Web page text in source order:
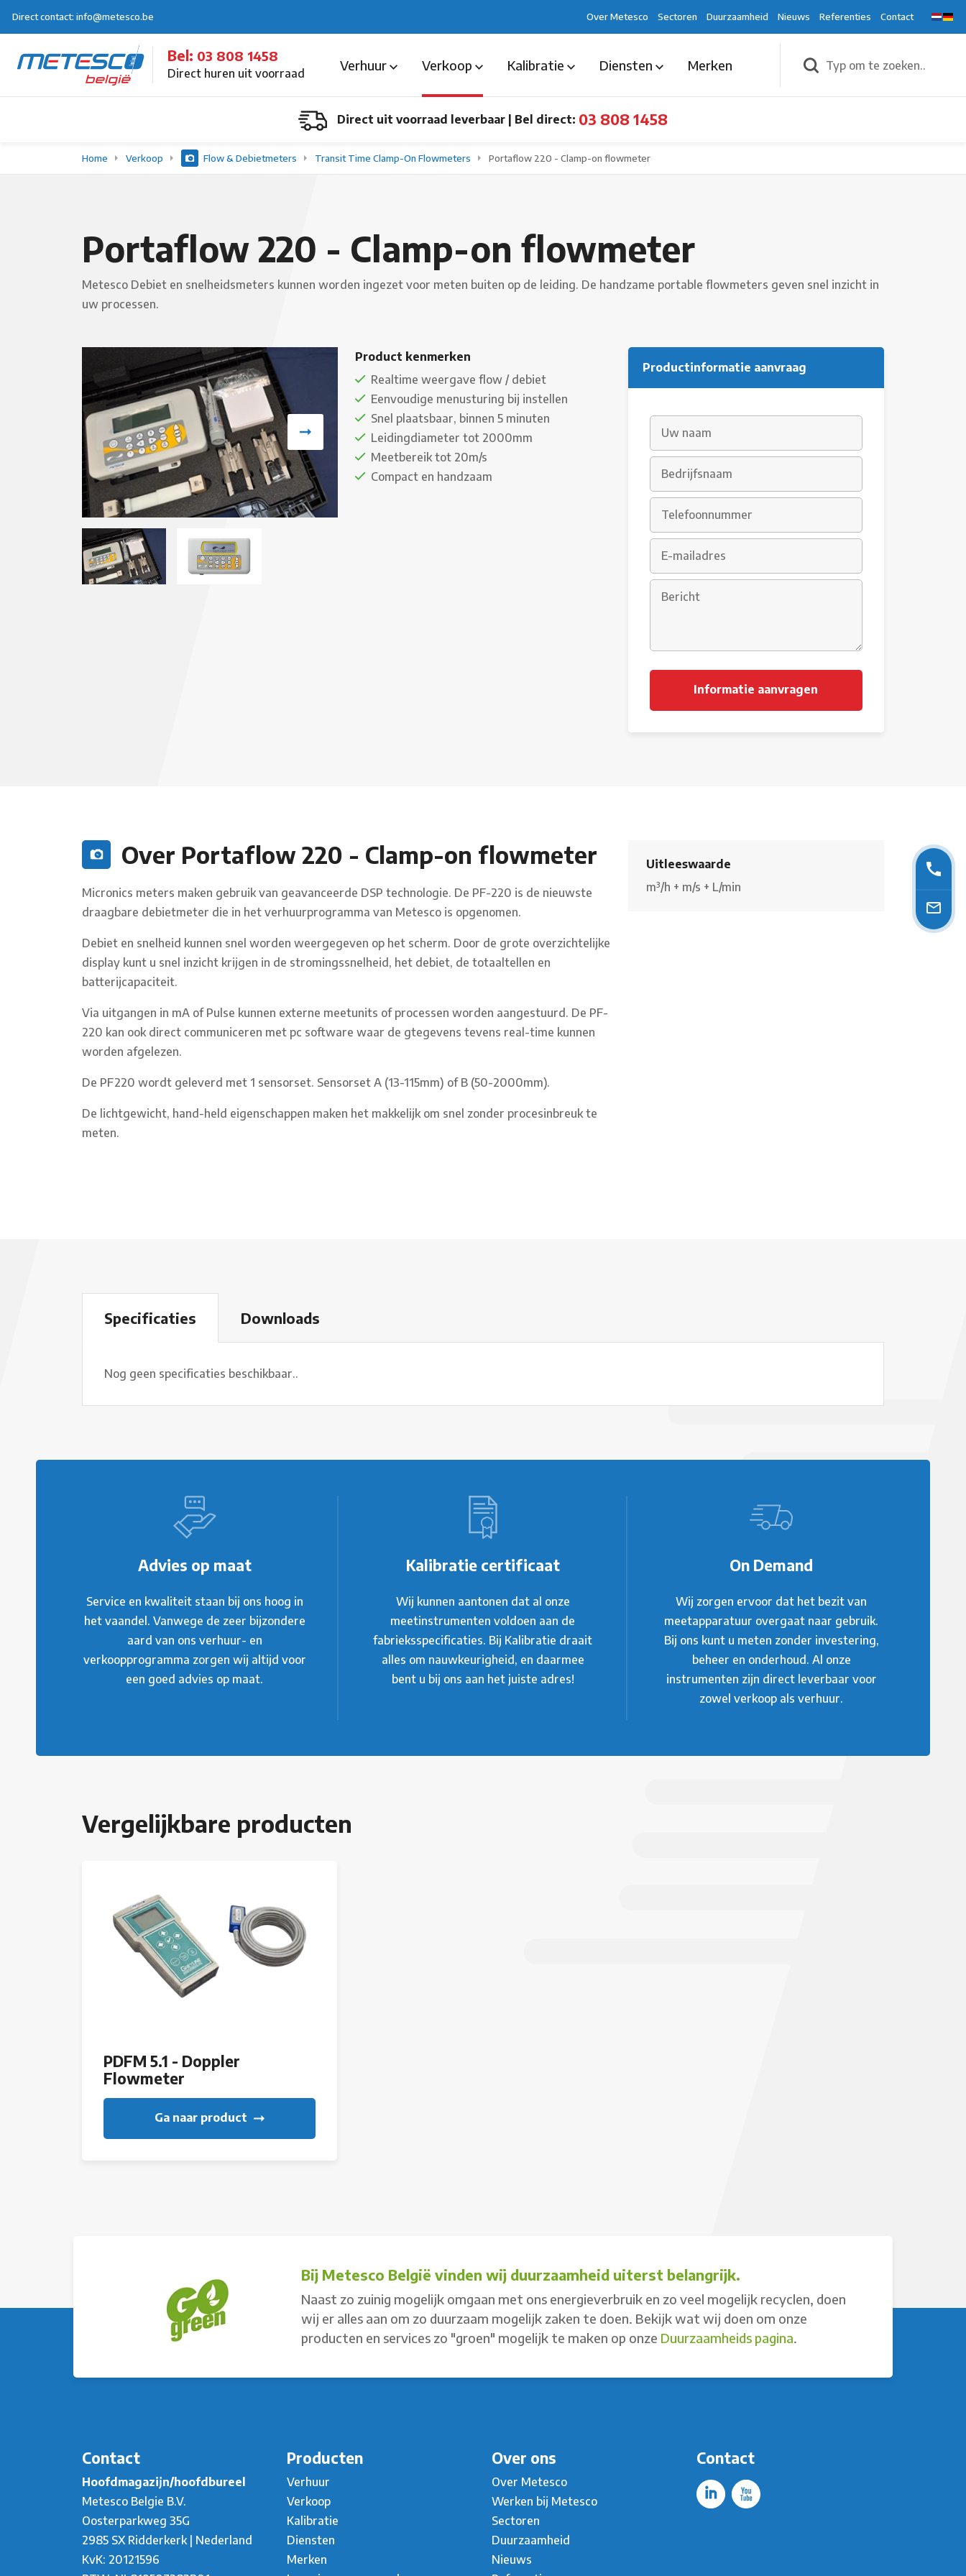
Direct contact: info@metesco.be Over Metesco Sectoren Duurzaamheid Nieuws Referenties Contact
Bel: 03 808 1458
Direct huren uit voorraad Verhuur Verkoop Kalibratie Diensten Merken
Direct uit voorraad leverbaar Bel direct: 03 808 1458
Home Verkoop Flow & Debietmeters Transit Time Clamp-On Flowmeters Portaflow 220 - Clamp-on flowmeter
Portaflow 220 - Clamp-on flowmeter
Metesco Debiet en snelheidsmeters kunnen worden ingezet voor meten buiten op de leiding. De handzame portable flowmeters geven snel inzicht in
uw processen.
Product kenmerken
Realtime weergave flow / debiet
Eenvoudige menusturing bij instellen
Snel plaatsbaar, binnen 5 minuten
Leidingdiameter tot 2000mm
Meetbereik tot 20m/s
Compact en handzaam
Productinformatie aanvraag
Over Portaflow 220 - Clamp-on flowmeter
Micronics meters maken gebruik van geavanceerde DSP technologie. De PF-220 is de nieuwste
draagbare debietmeter die in het verhuurprogramma van Metesco is opgenomen.
Debiet en snelheid kunnen snel worden weergegeven op het scherm. Door de grote overzichtelijke
display kunt u snel inzicht krijgen in de stromingssnelheid, het debiet, de totaaltellen en
batterijcapaciteit.
Via uitgangen in mA of Pulse kunnen externe meetunits of processen worden aangestuurd. De PF-
220 kan ook direct communiceren met pc software waar de gtegevens tevens real-time kunnen
worden afgelezen.
De PF220 wordt geleverd met 1 sensorset. Sensorset A (13-115mm) of B (50-2000mm).
De lichtgewicht, hand-held eigenschappen maken het makkelijk om snel zonder procesinbreuk te
meten.
Uitleeswaarde
m³/h + m/s + L/min
Specificaties Downloads
Nog geen specificaties beschikbaar..
Advies op maat
Service en kwaliteit staan bij ons hoog in
het vaandel. Vanwege de zeer bijzondere
aard van ons verhuur- en
verkoopprogramma zorgen wij altijd voor
een goed advies op maat.
Kalibratie certificaat
Wij kunnen aantonen dat al onze
meetinstrumenten voldoen aan de
fabrieksspecificaties. Bij Kalibratie draait
alles om nauwkeurigheid, en daarmee
bent u bij ons aan het juiste adres!
On Demand
Wij zorgen ervoor dat het bezit van
meetapparatuur overgaat naar gebruik.
Bij ons kunt u meten zonder investering,
beheer en onderhoud. Al onze
instrumenten zijn direct leverbaar voor
zowel verkoop als verhuur.
Vergelijkbare producten
PDFM 5.1 - Doppler
Flowmeter
Ga naar product
Bij Metesco België vinden wij duurzaamheid uiterst belangrijk.
Naast zo zuinig mogelijk omgaan met ons energieverbruik en zo veel mogelijk recyclen, doen
wij er alles aan om zo duurzaam mogelijk zaken te doen. Bekijk wat wij doen om onze
producten en services zo "groen" mogelijk te maken op onze Duurzaamheids pagina
Contact
Hoofdmagazijn/hoofdbureel
Metesco Belgie B.V.
Oosterparkweg 35G
2985 SX Ridderkerk | Nederland
KvK: 20121596
Producten
Verhuur
Verkoop
Kalibratie
Diensten
Merken
Over ons
Over Metesco
Werken bij Metesco
Sectoren
Duurzaamheid
Nieuws
Contact